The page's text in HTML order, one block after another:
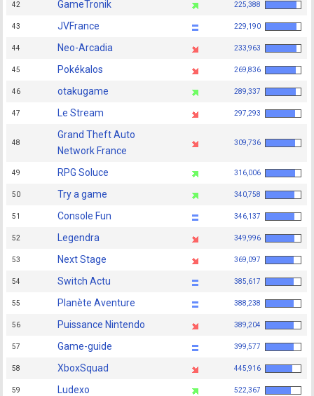
42 GameTronik 225,388
43 JVFrance 229,190
44 Neo-Arcadia 233,963
45 Pokékalos 269,836
46 otakugame 289,337
47 Le Stream 297,293
48
Grand Theft Auto
Network France
309,736
49 RPG Soluce 316,006
50 Try a game 340,758
51 Console Fun 346,137
52 Legendra 349,996
53 Next Stage 369,097
54 Switch Actu 385,617
55 Planète Aventure 388,238
56 Puissance Nintendo 389,204
57 Game-guide 399,577
58 XboxSquad 445,916
59 Ludexo 522,367